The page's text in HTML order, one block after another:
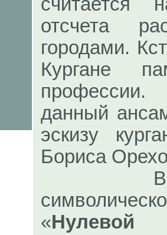
отсчета
городами.
Кургане
данный
эскизу
Бориса
В
«